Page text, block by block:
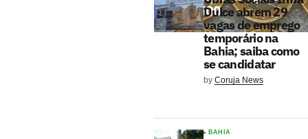
R$ 6.500Dulce abrem 29
vagas de emprego
temporário na
Bahia; saiba como
se candidatar
by Coruja News
BAHIA